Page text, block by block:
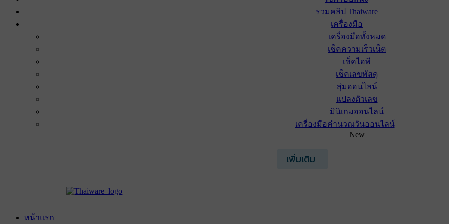
รวมคลิป Thaiware
เครื่องมือ
เครื่องมือทั้งหมด
เช็คความเร็วเน็ต
เช็คไอพี
เช็คเลขพัสดุ
สุ่มออนไลน์
แปลงตัวเลข
มินิเกมออนไลน์
เครื่องมือคำนวณวันออนไลน์
New
เพิ่มเติม
หน้าแรก